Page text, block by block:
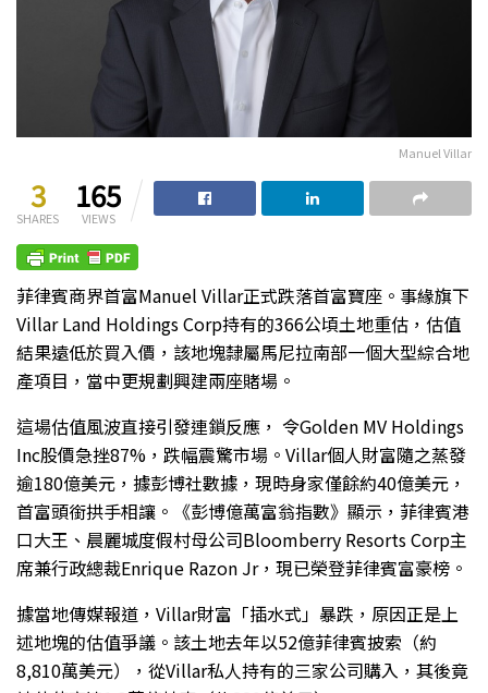
Manuel Villar
3
SHARES
165
VIEWS
菲律賓商界首富Manuel Villar正式跌落首富寶座。事緣旗下
Villar Land Holdings Corp持有的366公頃土地重估，估值
結果遠低於買入價，該地塊隸屬馬尼拉南部一個大型綜合地
產項目，當中更規劃興建兩座賭場。
這場估值風波直接引發連鎖反應， 令Golden MV Holdings
Inc股價急挫87%，跌幅震驚市場。Villar個人財富隨之蒸發
逾180億美元，據彭博社數據，現時身家僅餘約40億美元，
首富頭銜拱手相讓。《彭博億萬富翁指數》顯示，菲律賓港
口大王、晨麗城度假村母公司Bloomberry Resorts Corp主
席兼行政總裁Enrique Razon Jr，現已榮登菲律賓富豪榜。
據當地傳媒報道，Villar財富「插水式」暴跌，原因正是上
述地塊的估值爭議。該土地去年以52億菲律賓披索（約
8,810萬美元），從Villar私人持有的三家公司購入，其後竟